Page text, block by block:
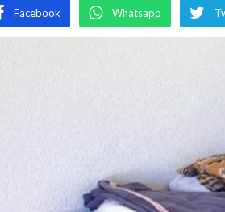
Facebook Whatsapp